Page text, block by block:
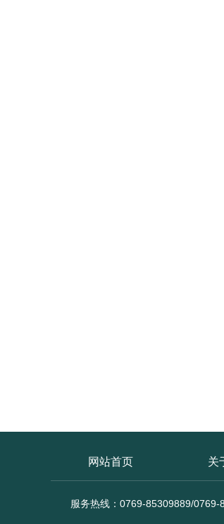
网站首页 关
服务热线：0769-85309889/0769-